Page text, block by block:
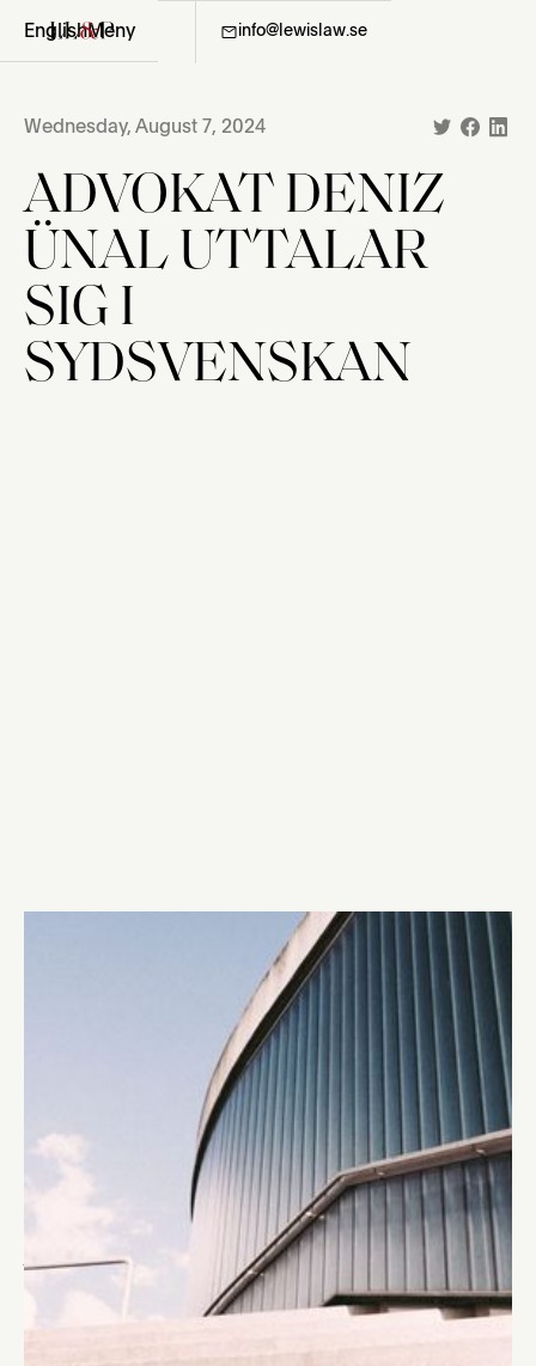
EnglishMeny
08-411 36 06 info@lewislaw.se
Wednesday, August 7, 2024
ADVOKAT DENIZ
ÜNAL UTTALAR
SIG I
SYDSVENSKAN
Advokat Deniz Ünal företrädare flera personer
åtalade för ohörsamhet mot ordningsmakten.
"– Om polisen ska upplösa en allmän sammankomst
krävs det lagstöd för det, eftersom det utgör en
inskränkning av demonstrationsfriheten. Det finns
lagstöd i ordningslagen, andra kapitlet, men då krävs
det att det exempelvis uppkommer svårare oordning
vid sammankomsten, i princip upplopp, säger Deniz
Ünal till Sydsvenskan."
Läs hela artikeln här.